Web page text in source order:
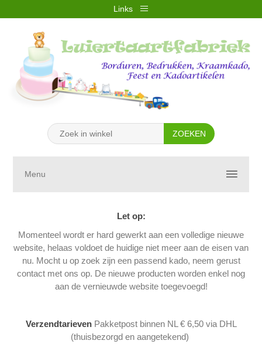
Links
REGISTREREN
WINKELWAGEN (0)
Menu
Let op:
Momenteel wordt er hard gewerkt aan een volledige nieuwe
website, helaas voldoet de huidige niet meer aan de eisen van
nu. Mocht u op zoek zijn een passend kado, neem gerust
contact met ons op. De nieuwe producten worden enkel nog
aan de vernieuwde website toegevoegd!
Verzendtarieven Pakketpost binnen NL € 6,50 via DHL
(thuisbezorgd en aangetekend)